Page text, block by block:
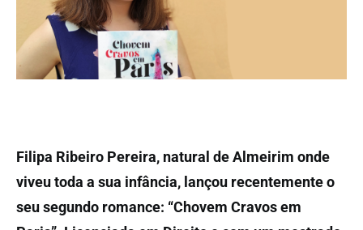
Filipa Ribeiro Pereira, natural de Almeirim onde
viveu toda a sua infância, lançou recentemente o
seu segundo romance: “Chovem Cravos em